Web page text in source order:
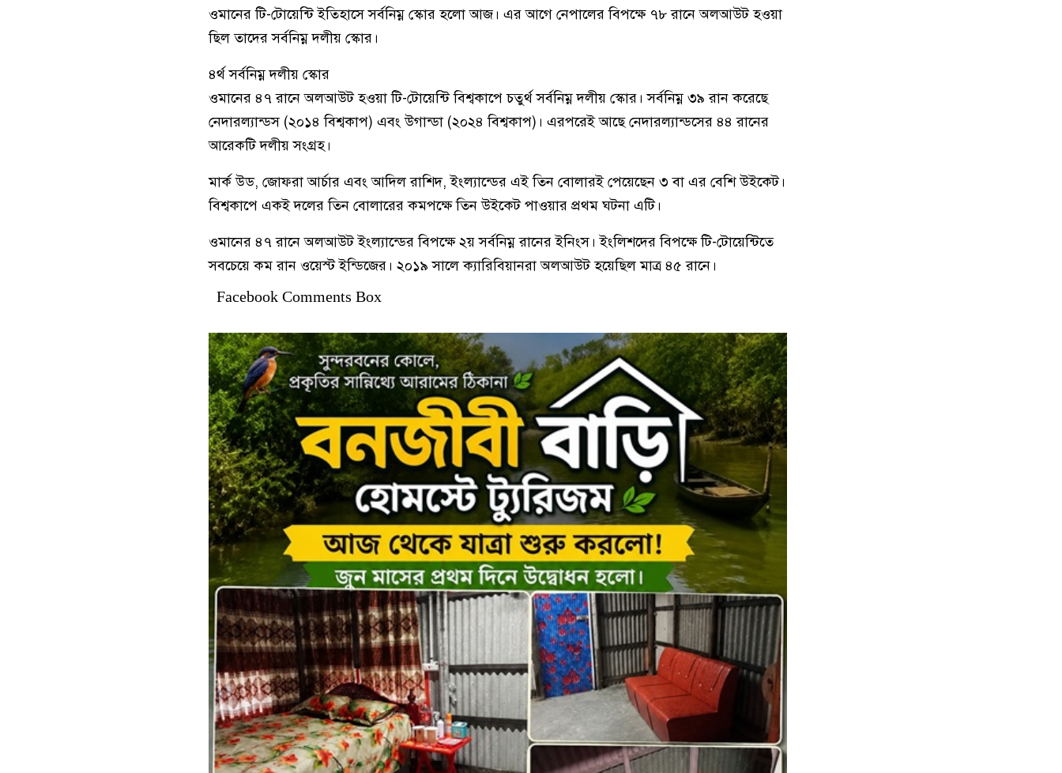
ওমানের টি-টোয়েন্টি ইতিহাসে সর্বনিম্ন স্কোর হলো আজ। এর আগে নেপালের বিপক্ষে ৭৮ রানে অলআউট হওয়া
ছিল তাদের সর্বনিম্ন দলীয় স্কোর।
৪র্থ সর্বনিম্ন দলীয় স্কোর
ওমানের ৪৭ রানে অলআউট হওয়া টি-টোয়েন্টি বিশ্বকাপে চতুর্থ সর্বনিম্ন দলীয় স্কোর। সর্বনিম্ন ৩৯ রান করেছে
নেদারল্যান্ডস (২০১৪ বিশ্বকাপ) এবং উগান্ডা (২০২৪ বিশ্বকাপ)। এরপরেই আছে নেদারল্যান্ডসের ৪৪ রানের
আরেকটি দলীয় সংগ্রহ।
মার্ক উড, জোফরা আর্চার এবং আদিল রাশিদ, ইংল্যান্ডের এই তিন বোলারই পেয়েছেন ৩ বা এর বেশি উইকেট।
বিশ্বকাপে একই দলের তিন বোলারের কমপক্ষে তিন উইকেট পাওয়ার প্রথম ঘটনা এটি।
ওমানের ৪৭ রানে অলআউট ইংল্যান্ডের বিপক্ষে ২য় সর্বনিম্ন রানের ইনিংস। ইংলিশদের বিপক্ষে টি-টোয়েন্টিতে
সবচেয়ে কম রান ওয়েস্ট ইন্ডিজের। ২০১৯ সালে ক্যারিবিয়ানরা অলআউট হয়েছিল মাত্র ৪৫ রানে।
Facebook Comments Box